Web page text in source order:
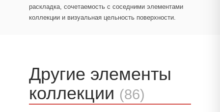
раскладка, сочетаемость с соседними элементами
коллекции и визуальная цельность поверхности.
Другие элементы
коллекции (86)